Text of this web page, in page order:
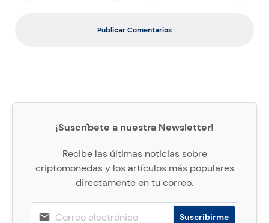
Publicar Comentarios
¡Suscríbete a nuestra Newsletter!
Recibe las últimas noticias sobre
criptomonedas y los artículos más populares
directamente en tu correo.